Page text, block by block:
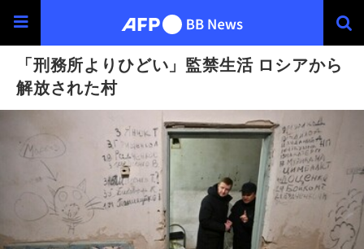
「刑務所よりひどい」監禁生活 ロシアから
解放された村